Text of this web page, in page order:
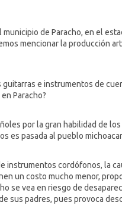
de Paracho, en el
mencionar la producción
e instrumentos de
Paracho?
por la gran habilidad de los
es pasada al pueblo
instrumentos cordófonos, la
un costo mucho menor,
se vea en riesgo de
sus padres, pues provoca